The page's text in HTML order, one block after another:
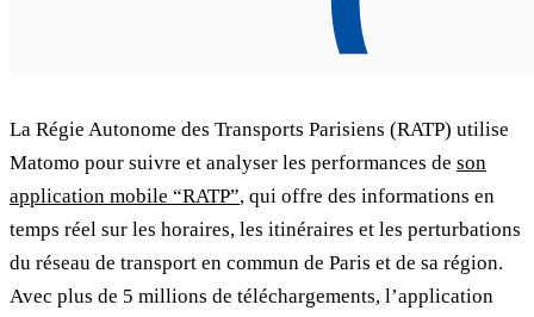
La Régie Autonome des Transports Parisiens (RATP) utilise
Matomo pour suivre et analyser les performances de son
application mobile “RATP”, qui offre des informations en
temps réel sur les horaires, les itinéraires et les perturbations
du réseau de transport en commun de Paris et de sa région.
Avec plus de 5 millions de téléchargements, l’application